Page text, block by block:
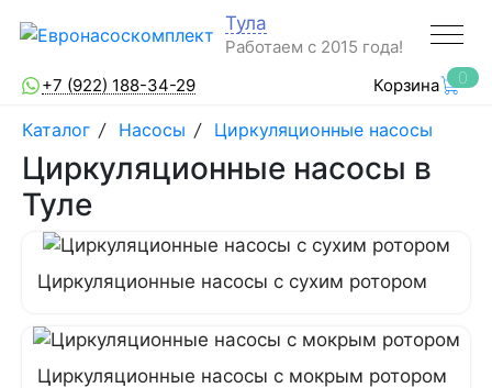
Тула
Работаем с 2015 года!
+7 (922) 188-34-29
Корзина 0
Каталог / Насосы / Циркуляционные насосы
Циркуляционные насосы в
Туле
Циркуляционные насосы с сухим ротором
Циркуляционные насосы с мокрым ротором